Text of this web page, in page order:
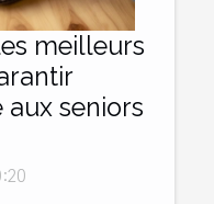
meilleurs
seniors